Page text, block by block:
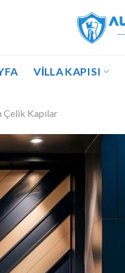
VILLA KAPISI
Kapılar